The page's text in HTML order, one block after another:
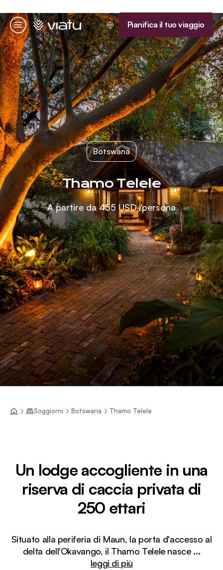
Menu
Homepage Pianifica il tuo viaggio
Botswana
Thamo Telele
A partire da455 USD/persona
Soggiorni Botswana Thamo Telele
Un lodge accogliente in una
riserva di caccia privata di
250 ettari
Situato alla periferia di Maun, la porta d'accesso al
delta dell'Okavango, il Thamo Telele nasce ...
leggi di più